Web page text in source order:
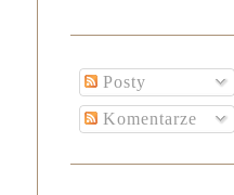
Posty
Komentarze